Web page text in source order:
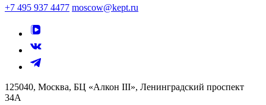
+7 495 937 4477 moscow@kept.ru
125040, Москва, БЦ «Алкон III», Ленинградский проспект
34А